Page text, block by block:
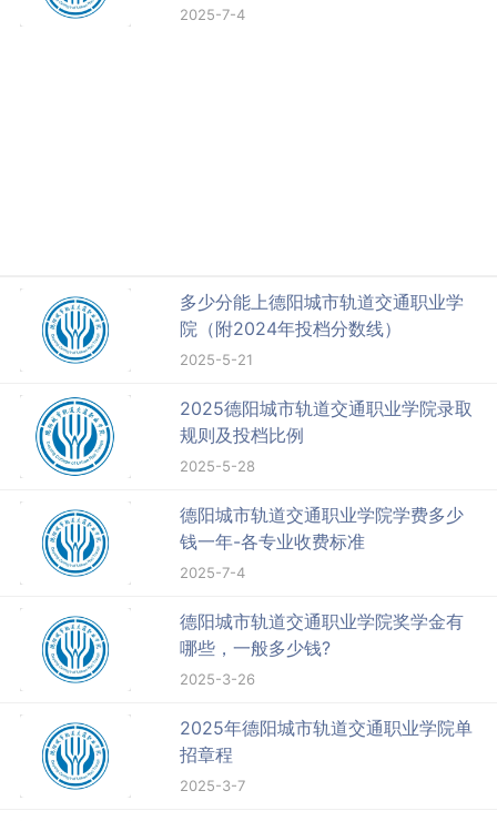
2025-7-4
多少分能上德阳城市轨道交通职业学
院（附2024年投档分数线）
2025-5-21
2025德阳城市轨道交通职业学院录取
规则及投档比例
2025-5-28
德阳城市轨道交通职业学院学费多少
钱一年-各专业收费标准
2025-7-4
德阳城市轨道交通职业学院奖学金有
哪些，一般多少钱?
2025-3-26
2025年德阳城市轨道交通职业学院单
招章程
2025-3-7